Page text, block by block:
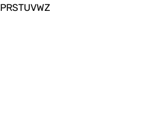
PRSTUVWZ